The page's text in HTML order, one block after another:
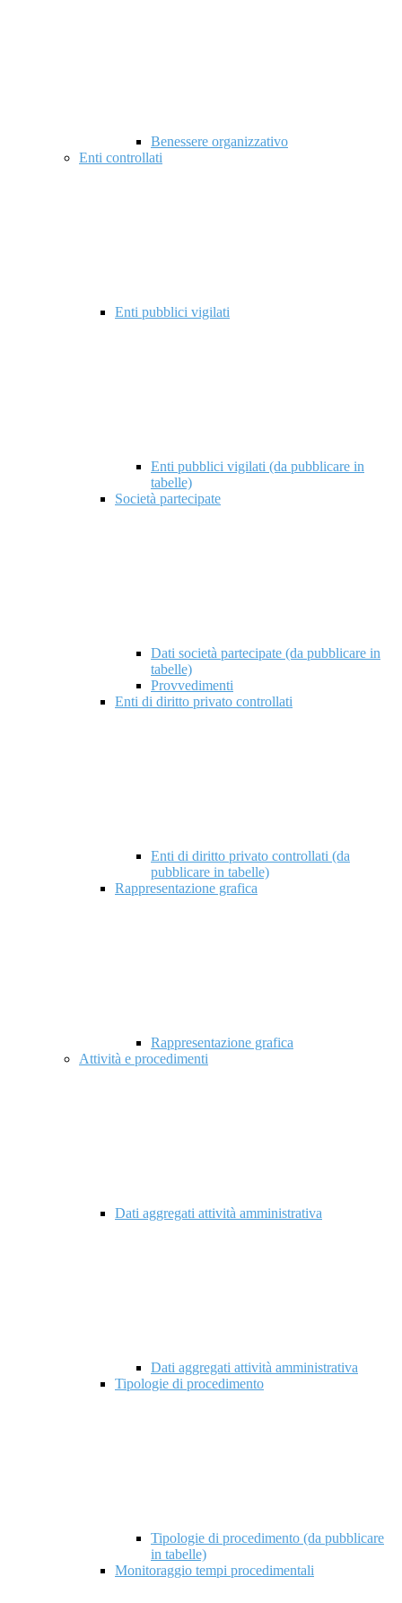
Benessere organizzativo
Enti controllati
Enti pubblici vigilati
Enti pubblici vigilati (da pubblicare in
tabelle)
Società partecipate
Dati società partecipate (da pubblicare in
tabelle)
Provvedimenti
Enti di diritto privato controllati
Enti di diritto privato controllati (da
pubblicare in tabelle)
Rappresentazione grafica
Rappresentazione grafica
Attività e procedimenti
Dati aggregati attività amministrativa
Dati aggregati attività amministrativa
Tipologie di procedimento
Tipologie di procedimento (da pubblicare
in tabelle)
Monitoraggio tempi procedimentali